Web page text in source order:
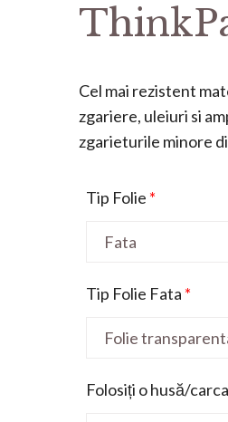
Cel mai rezistent
zgariere, uleiuri si
zgarieturile minore
Tip Folie *
Tip Folie Fata *
Folosiți o husă/